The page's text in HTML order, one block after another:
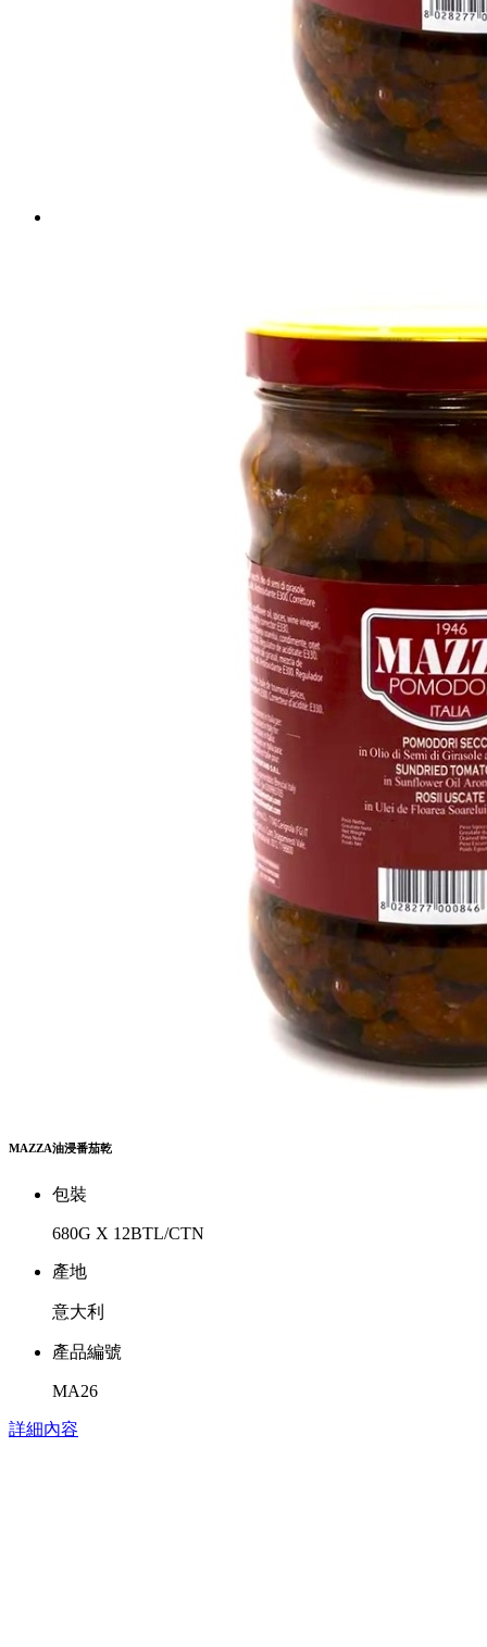
MAZZA油浸番茄乾
包裝
680G X 12BTL/CTN
產地
意大利
產品編號
MA26
詳細內容